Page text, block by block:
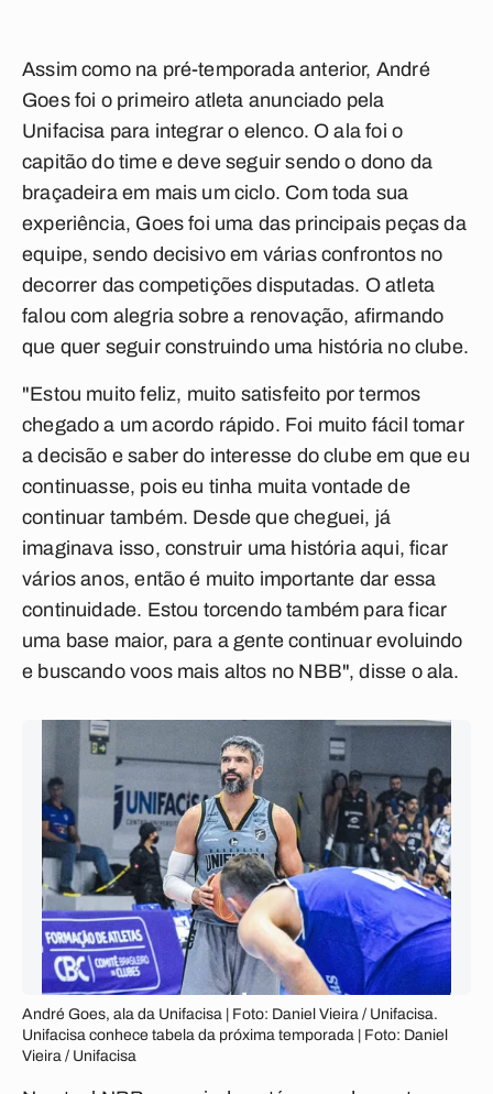
Assim como na pré-temporada anterior, André
Goes foi o primeiro atleta anunciado pela
Unifacisa para integrar o elenco. O ala foi o
capitão do time e deve seguir sendo o dono da
braçadeira em mais um ciclo. Com toda sua
experiência, Goes foi uma das principais peças da
equipe, sendo decisivo em várias confrontos no
decorrer das competições disputadas. O atleta
falou com alegria sobre a renovação, afirmando
que quer seguir construindo uma história no clube.
"Estou muito feliz, muito satisfeito por termos
chegado a um acordo rápido. Foi muito fácil tomar
a decisão e saber do interesse do clube em que eu
continuasse, pois eu tinha muita vontade de
continuar também. Desde que cheguei, já
imaginava isso, construir uma história aqui, ficar
vários anos, então é muito importante dar essa
continuidade. Estou torcendo também para ficar
uma base maior, para a gente continuar evoluindo
e buscando voos mais altos no NBB", disse o ala.
André Goes, ala da Unifacisa | Foto: Daniel Vieira / Unifacisa.
Unifacisa conhece tabela da próxima temporada | Foto: Daniel
Vieira / Unifacisa